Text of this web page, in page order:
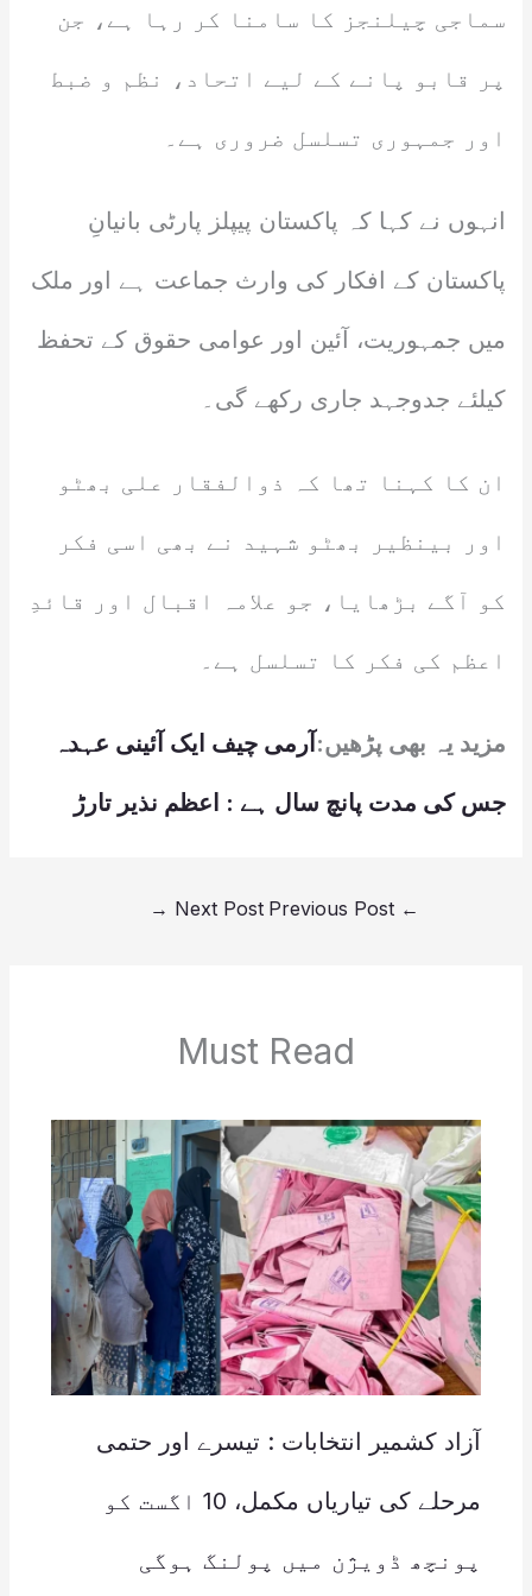
سماجی چیلنجز کا سامنا کر رہا ہے، جن
پر قابو پانے کے لیے اتحاد، نظم و ضبط
اور جمہوری تسلسل ضروری ہے۔
انہوں نے کہا کہ پاکستان پیپلز پارٹی بانیانِ
پاکستان کے افکار کی وارث جماعت ہے اور ملک
میں جمہوریت، آئین اور عوامی حقوق کے تحفظ
کیلئے جدوجہد جاری رکھے گی۔
ان کا کہنا تھا کہ ذوالفقار علی بھٹو
اور بینظیر بھٹو شہید نے بھی اسی فکر
کو آگے بڑھایا، جو علامہ اقبال اور قائدِ
اعظم کی فکر کا تسلسل ہے۔
مزید یہ بھی پڑھیں: آرمی چیف ایک آئینی عہدہ
جس کی مدت پانچ سال ہے : اعظم نذیر تارڑ
←
Next Post
→
Must Read
آزاد کشمیر انتخابات : تیسرے اور حتمی
مرحلے کی تیاریاں مکمل، 10 اگست کو
پونچھ ڈویژن میں پولنگ ہوگی